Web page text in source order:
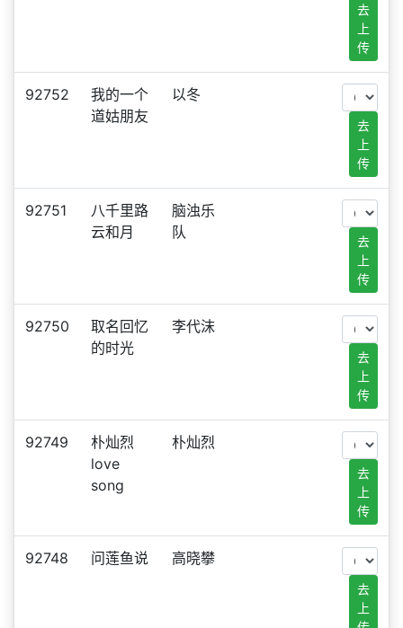
去
上
传
92752
我的一个
道姑朋友
以冬
去
上
传
92751
八千里路
云和月
脑浊乐
队
去
上
传
92750
取名回忆
的时光
李代沫
去
上
传
92749
朴灿烈
love
song
朴灿烈
去
上
传
92748 问莲鱼说 高晓攀
去
上